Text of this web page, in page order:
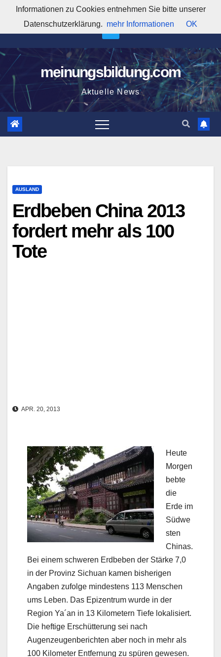
springen
2:52:57 AM
meinungsbildung.com
Aktuelle News
AUSLAND
Erdbeben China 2013
fordert mehr als 100
Tote
APR. 20, 2013
Heute
Morgen
bebte
die
Erde im
Südwe
sten
Chinas.
Bei einem schweren Erdbeben der Stärke 7,0
in der Provinz Sichuan kamen bisherigen
Angaben zufolge mindestens 113 Menschen
ums Leben. Das Epizentrum wurde in der
Region Ya´an in 13 Kilometern Tiefe lokalisiert.
Die heftige Erschütterung sei nach
Augenzeugenberichten aber noch in mehr als
100 Kilometer Entfernung zu spüren gewesen.
Informationen zu Cookies entnehmen Sie bitte unserer
Datenschutzerklärung. mehr Informationen OK